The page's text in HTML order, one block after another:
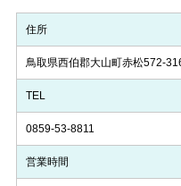
住所
鳥取県西伯郡大山町赤松572-
TEL
0859-53-8811
営業時間